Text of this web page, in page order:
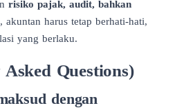
risiko pajak, audit, bahkan
akuntan harus tetap berhati-hati,
yang berlaku.
Questions)
dengan